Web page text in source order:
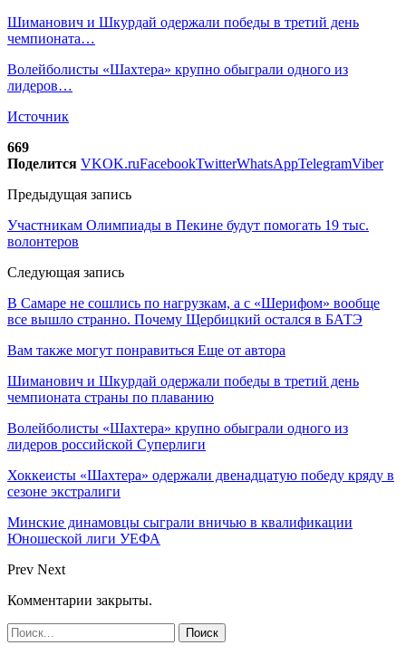
Шиманович и Шкурдай одержали победы в третий день
чемпионата…
Волейболисты «Шахтера» крупно обыграли одного из
лидеров…
Источник
669
Поделится VKOK.ruFacebookTwitterWhatsAppTelegramViber
Предыдущая запись
Участникам Олимпиады в Пекине будут помогать 19 тыс.
волонтеров
Следующая запись
В Самаре не сошлись по нагрузкам, a с «Шерифом» вообще
все вышло странно. Почему Щербицкий остался в БАТЭ
Вам также могут понравиться Еще от автора
Шиманович и Шкурдай одержали победы в третий день
чемпионата страны по плаванию
Волейболисты «Шахтера» крупно обыграли одного из
лидеров российской Суперлиги
Хоккеисты «Шахтера» одержали двенадцатую победу кряду в
сезоне экстралиги
Минские динамовцы сыграли вничью в квалификации
Юношеской лиги УЕФА
Prev Next
Комментарии закрыты.